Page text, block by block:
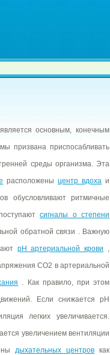
основным, конечным
призвана приспосабливать
среды организма. Эта
расположеныцентр вдоха и
обусловливают ритмичные
сигналы о степени
обратной связи . Важную
рН артериальной крови ,
СО2 в артериальной
. Как правило, при этом
Если снижается рН
легких увеличивается.
увеличением вентиляции
дыхательных центров как